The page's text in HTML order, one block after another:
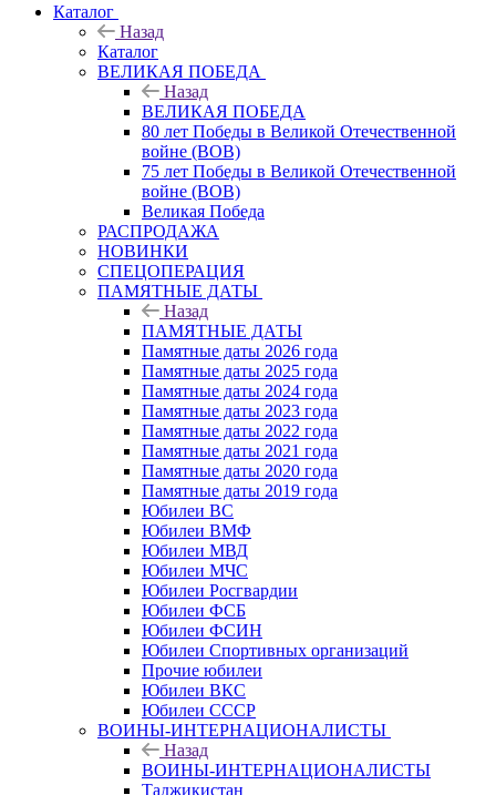
Каталог
Назад
Каталог
ВЕЛИКАЯ ПОБЕДА
Назад
ВЕЛИКАЯ ПОБЕДА
80 лет Победы в Великой Отечественной
войне (ВОВ)
75 лет Победы в Великой Отечественной
войне (ВОВ)
Великая Победа
РАСПРОДАЖА
НОВИНКИ
СПЕЦОПЕРАЦИЯ
ПАМЯТНЫЕ ДАТЫ
Назад
ПАМЯТНЫЕ ДАТЫ
Памятные даты 2026 года
Памятные даты 2025 года
Памятные даты 2024 года
Памятные даты 2023 года
Памятные даты 2022 года
Памятные даты 2021 года
Памятные даты 2020 года
Памятные даты 2019 года
Юбилеи ВС
Юбилеи ВМФ
Юбилеи МВД
Юбилеи МЧС
Юбилеи Росгвардии
Юбилеи ФСБ
Юбилеи ФСИН
Юбилеи Спортивных организаций
Прочие юбилеи
Юбилеи ВКС
Юбилеи СССР
ВОИНЫ-ИНТЕРНАЦИОНАЛИСТЫ
Назад
ВОИНЫ-ИНТЕРНАЦИОНАЛИСТЫ
Таджикистан